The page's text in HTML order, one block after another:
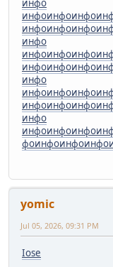
инфо
инфоинфоинфо
инфоинфоинфо
инфо
инфоинфоинфо
инфоинфоинфо
инфо
инфоинфоинфо
инфоинфоинфо
инфо
инфоинфоинфо
фоинфоинфоинфо
yomic
Jul 05, 2026, 09:31 PM
Iose